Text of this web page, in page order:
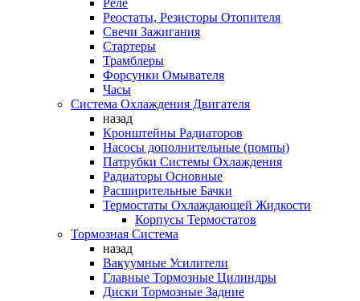
Реле
Реостаты, Резисторы Отопителя
Свечи Зажигания
Стартеры
Трамблеры
Форсунки Омывателя
Часы
Система Охлаждения Двигателя
назад
Кронштейны Радиаторов
Насосы дополнительные (помпы)
Патрубки Системы Охлаждения
Радиаторы Основные
Расширительные Бачки
Термостаты Охлаждающей Жидкости
Корпусы Термостатов
Тормозная Система
назад
Вакуумные Усилители
Главные Тормозные Цилиндры
Диски Тормозные Задние